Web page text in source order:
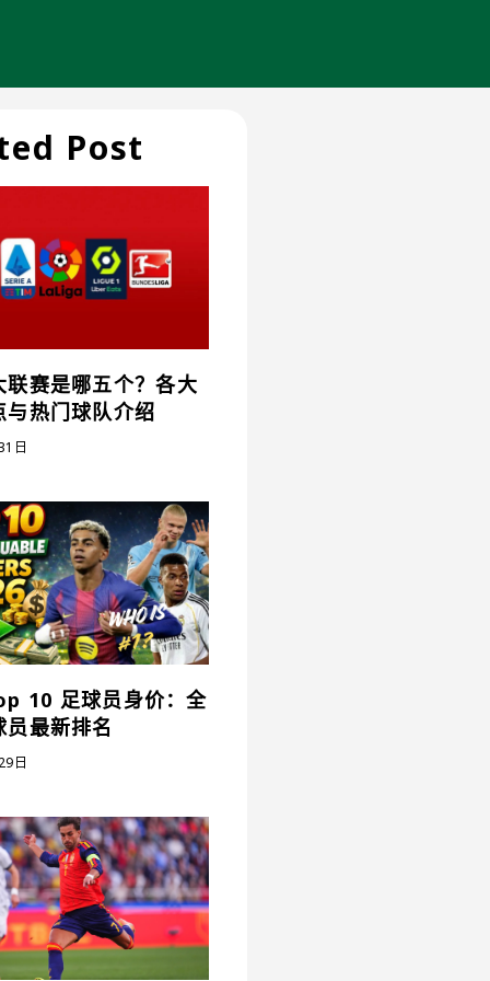
Post
联赛是哪五个？各大
与热门球队介绍
日
10 足球员身价：全
最新排名
日